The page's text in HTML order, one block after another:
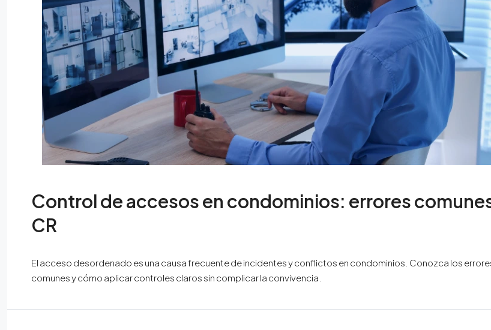
Control de accesos en condominios: errores
CR
El acceso desordenado es una causa frecuente de incidentes y conflictos en condominios. Conozca los
comunes y cómo aplicar controles claros sin complicar la convivencia.